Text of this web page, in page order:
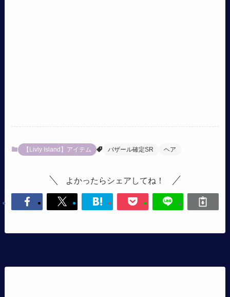
【Livly Island】アイテム バザール確定SR ヘア
よかったらシェアしてね！